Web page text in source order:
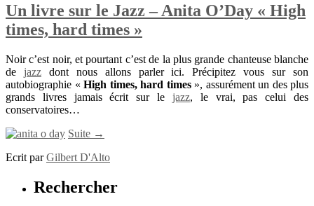
Un livre sur le Jazz – Anita O’Day « High
times, hard times »
Noir c’est noir, et pourtant c’est de la plus grande chanteuse blanche
de jazzdont nous allons parler ici. Précipitez vous sur son
autobiographie « High times, hard times», assurément un des plus
grands livres jamais écrit sur le jazz, le vrai, pas celui des
conservatoires…
Suite →
Ecrit parGilbert D'Alto
Rechercher